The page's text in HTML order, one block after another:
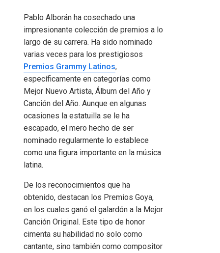
Pablo Alborán ha cosechado una
impresionante colección de premios a lo
largo de su carrera. Ha sido nominado
varias veces para los prestigiosos
Premios Grammy Latinos,
específicamente en categorías como
Mejor Nuevo Artista, Álbum del Año y
Canción del Año. Aunque en algunas
ocasiones la estatuilla se le ha
escapado, el mero hecho de ser
nominado regularmente lo establece
como una figura importante en la música
latina.
De los reconocimientos que ha
obtenido, destacan los Premios Goya,
en los cuales ganó el galardón a la Mejor
Canción Original. Este tipo de honor
cimenta su habilidad no solo como
cantante, sino también como compositor